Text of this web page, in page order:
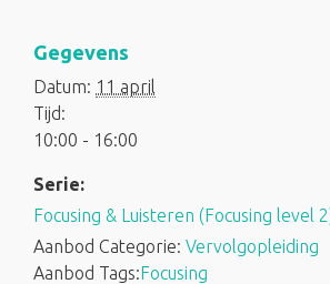
Gegevens
Datum: 11 april
Tijd:
10:00 - 16:00
Serie:
Focusing & Luisteren (Focusing level
Aanbod Categorie: Vervolgopleiding
Aanbod Tags:Focusing